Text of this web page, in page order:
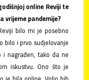
online Reviji te
vrijeme pandemije?
bilo mi je posebno
bilo i prvo sudjelovanje
nagrađen, tako da ne
iskustvu. Ono što je